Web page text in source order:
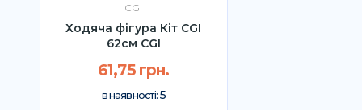
CGI
Ходяча фігура Кіт CGI
62см CGI
61,75 грн.
в наявності: 5